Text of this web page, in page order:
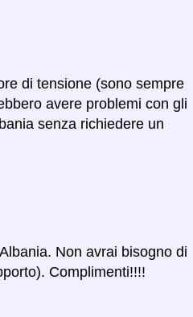
di tensione (sono sempre
avere problemi con gli
senza richiedere un
Non avrai bisogno di
Complimenti!!!!